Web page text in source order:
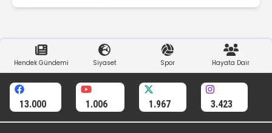
Hendek Gündemi Siyaset Spor Hayata Dair
13.000 1.006 1.967 3.423